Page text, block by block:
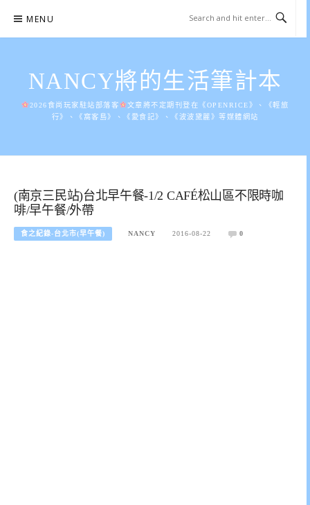
content
MENU
NANCY將的生活筆計本
2026食尚玩家駐站部落客
文章將不定期刊登在《OPENRICE》、《輕旅
行》、《窩客島》、《愛食記》、《波波黛麗》等媒體網站
(南京三民站)台北早午餐-1/2 CAFÉ松山區不限時咖
啡/早午餐/外帶
食之紀錄-台北市(早午餐) NANCY 2016-08-22 0